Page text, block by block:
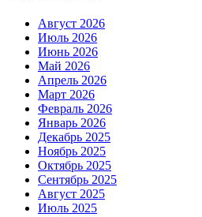
Август 2026
Июль 2026
Июнь 2026
Май 2026
Апрель 2026
Март 2026
Февраль 2026
Январь 2026
Декабрь 2025
Ноябрь 2025
Октябрь 2025
Сентябрь 2025
Август 2025
Июль 2025